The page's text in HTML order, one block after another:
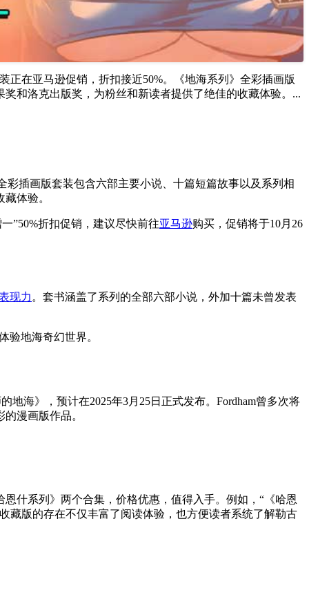
正在亚马逊促销，折扣接近50%。《地海系列》全彩插画版
和洛克出版奖，为粉丝和新读者提供了绝佳的收藏体验。...
彩插画版套装包含六部主要小说、十篇短篇故事以及系列相
体验。
”50%折扣促销，建议尽快前往亚马逊购买，促销将于10月26
现力 。套书涵盖了系列的全部六部小说，外加十篇未曾发表
验地海奇幻世界。
海》，预计在2025年3月25日正式发布。Fordham曾多次将
漫画版作品。
什系列》两个合集，价格优惠，值得入手。例如，“《哈恩
藏版的存在不仅丰富了阅读体验，也方便读者系统了解勒古